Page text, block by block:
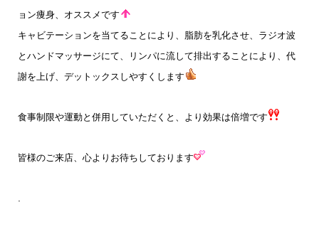
ョン痩身、オススメです
キャビテーションを当てることにより、脂肪を乳化させ、ラジオ波
とハンドマッサージにて、リンパに流して排出することにより、代
謝を上げ、デットックスしやすくします
食事制限や運動と併用していただくと、より効果は倍増です
皆様のご来店、心よりお待ちしております